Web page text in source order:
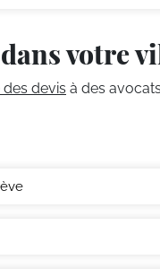
votre
devis à des